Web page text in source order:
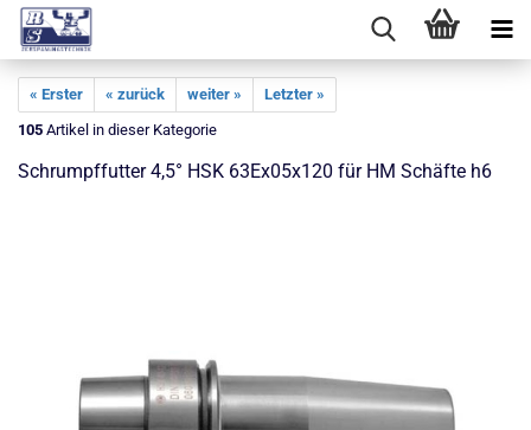
« Erster « zurück weiter »
Letzter »
105 Artikel in dieser Kategorie
Schrumpffutter 4,5° HSK 63Ex05x120 für HM Schäfte h6